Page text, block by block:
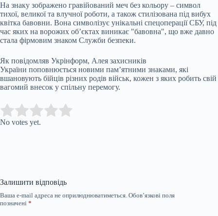
На знаку зображено гравійований меч без кольору – символ
тихої, великої та влучної роботи, а також стилізована під вибух
квітка бавовни. Вона символізує унікальні спецоперації СБУ, під
час яких на ворожих об’єктах виникає "бавовна", що вже давно
стала фірмовим знаком Служби безпеки.
Як повідомляв Укрінформ, Алея захисників
України поповнюється новими пам’ятними знаками, які
вшановують бійців різних родів військ, кожен з яких робить свій
вагомий внесок у спільну перемогу.
Rate this item:
No votes yet.
Залишити відповідь
Ваша e-mail адреса не оприлюднюватиметься. Обов’язкові поля
позначені *